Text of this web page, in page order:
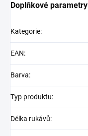
Doplňkové parametry
Kategorie:
EAN:
Barva:
Typ produktu:
Délka rukávů: